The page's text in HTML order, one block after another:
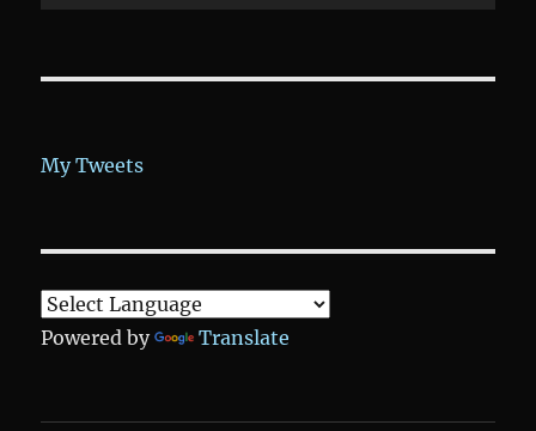
My Tweets
Powered by Translate